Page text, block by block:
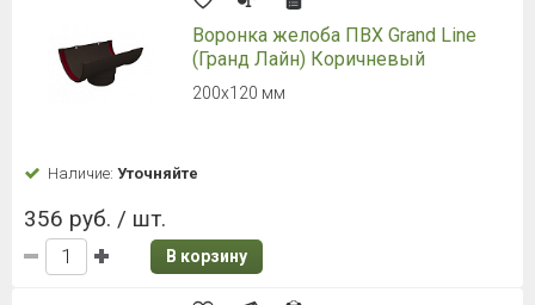
Воронка желоба ПВХ Grand Line
(Гранд Лайн) Коричневый
200х120 мм
Наличие: Уточняйте
356 руб. / шт.
В корзину